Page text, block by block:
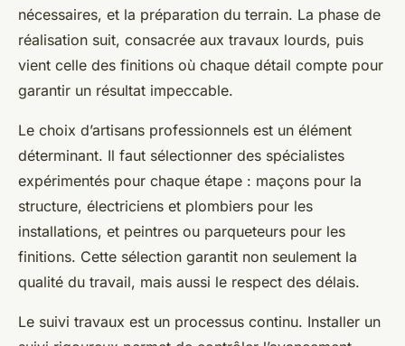
nécessaires, et la préparation du terrain. La phase de
réalisation suit, consacrée aux travaux lourds, puis
vient celle des finitions où chaque détail compte pour
garantir un résultat impeccable.
Le choix d’artisans professionnels est un élément
déterminant. Il faut sélectionner des spécialistes
expérimentés pour chaque étape : maçons pour la
structure, électriciens et plombiers pour les
installations, et peintres ou parqueteurs pour les
finitions. Cette sélection garantit non seulement la
qualité du travail, mais aussi le respect des délais.
Le suivi travaux est un processus continu. Installer un